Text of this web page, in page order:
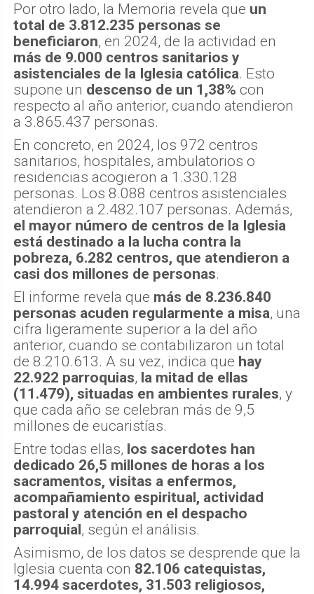
Por otro lado, la Memoria revela que un
total de 3.812.235 personas se
beneficiaron, en 2024, de la actividad en
más de 9.000 centros sanitarios y
asistenciales de la Iglesia católica. Esto
supone un descenso de un 1,38% con
respecto al año anterior, cuando atendieron
a 3.865.437 personas.
En concreto, en 2024, los 972 centros
sanitarios, hospitales, ambulatorios o
residencias acogieron a 1.330.128
personas. Los 8.088 centros asistenciales
atendieron a 2.482.107 personas. Además,
el mayor número de centros de la Iglesia
está destinado a la lucha contra la
pobreza, 6.282 centros, que atendieron a
casi dos millones de personas.
El informe revela que más de 8.236.840
personas acuden regularmente a misa, una
cifra ligeramente superior a la del año
anterior, cuando se contabilizaron un total
de 8.210.613. A su vez, indica que hay
22.922 parroquias, la mitad de ellas
(11.479), situadas en ambientes rurales, y
que cada año se celebran más de 9,5
millones de eucaristías.
Entre todas ellas, los sacerdotes han
dedicado 26,5 millones de horas a los
sacramentos, visitas a enfermos,
acompañamiento espiritual, actividad
pastoral y atención en el despacho
parroquial, según el análisis.
Asimismo, de los datos se desprende que la
Iglesia cuenta con 82.106 catequistas,
14.994 sacerdotes, 31.503 religiosos,